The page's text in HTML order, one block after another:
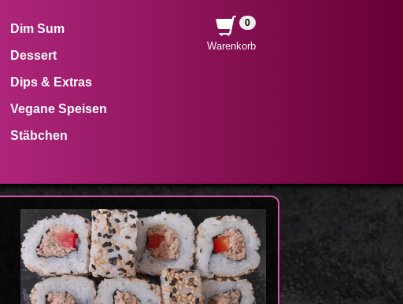
Dim Sum
Dessert
Dips & Extras
Vegane Speisen
Stäbchen
0
Warenkorb